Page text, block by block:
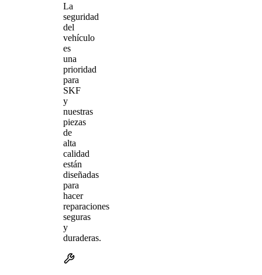
La
seguridad
del
vehículo
es
una
prioridad
para
SKF
y
nuestras
piezas
de
alta
calidad
están
diseñadas
para
hacer
reparaciones
seguras
y
duraderas.